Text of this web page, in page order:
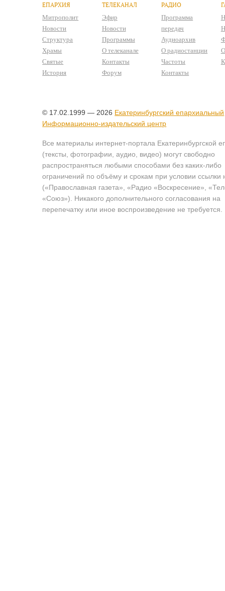
ЕПАРХИЯ
Митрополит
Новости
Структура
Храмы
Святые
История
ТЕЛЕКАНАЛ
Эфир
Новости
Программы
О телеканале
Контакты
Форум
РАДИО
Программа
передач
Аудиоархив
О радиостанции
Частоты
Контакты
© 17.02.1999 — 2026 Екатеринбургский епархиальный
Информационно-издательский центр
Все материалы интернет-портала Екатеринбургской
(тексты, фотографии, аудио, видео) могут свободно
распространяться любыми способами без каких-либо
ограничений по объёму и срокам при условии ссылки
(«Православная газета», «Радио «Воскресение»,
«Союз»). Никакого дополнительного согласования на
перепечатку или иное воспроизведение не требуется.